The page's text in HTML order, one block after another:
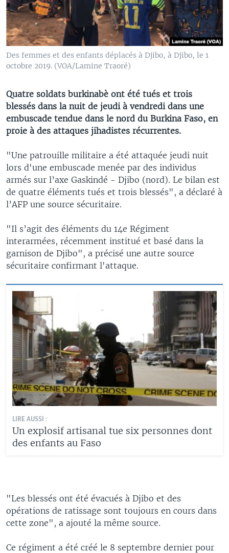
Des femmes et des enfants déplacés à Djibo, à Djibo, le 1
octobre 2019. (VOA/Lamine Traoré)
Quatre soldats burkinabè ont été tués et trois
blessés dans la nuit de jeudi à vendredi dans une
embuscade tendue dans le nord du Burkina Faso, en
proie à des attaques jihadistes récurrentes.
"Une patrouille militaire a été attaquée jeudi nuit
lors d'une embuscade menée par des individus
armés sur l’axe Gaskindé - Djibo (nord). Le bilan est
de quatre éléments tués et trois blessés", a déclaré à
l’AFP une source sécuritaire.
"Il s’agit des éléments du 14e Régiment
interarmées, récemment institué et basé dans la
garnison de Djibo", a précisé une autre source
sécuritaire confirmant l'attaque.
LIRE AUSSI :
Un explosif artisanal tue six personnes dont
des enfants au Faso
"Les blessés ont été évacués à Djibo et des
opérations de ratissage sont toujours en cours dans
cette zone", a ajouté la même source.
Ce régiment a été créé le 8 septembre dernier pour